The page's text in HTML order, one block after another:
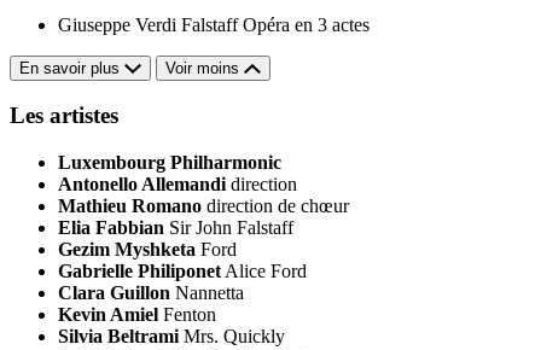
Giuseppe Verdi Falstaff Opéra en 3 actes
En savoir plus Voir moins
Les artistes
Luxembourg Philharmonic
Antonello Allemandi direction
Mathieu Romano direction de chœur
Elia Fabbian Sir John Falstaff
Gezim Myshketa Ford
Gabrielle Philiponet Alice Ford
Clara Guillon Nannetta
Kevin Amiel Fenton
Silvia Beltrami Mrs. Quickly